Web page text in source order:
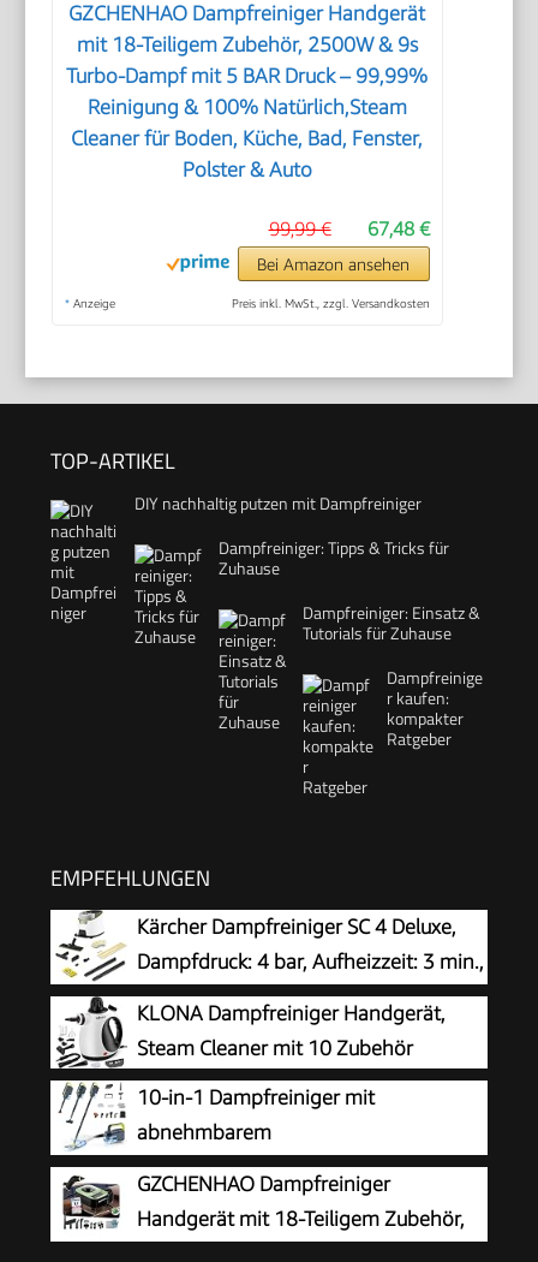
GZCHENHAO Dampfreiniger Handgerät
mit 18-Teiligem Zubehör, 2500W & 9s
Turbo-Dampf mit 5 BAR Druck – 99,99%
Reinigung & 100% Natürlich,Steam
Cleaner für Boden, Küche, Bad, Fenster,
Polster & Auto
67,48 €
99,99 €
Bei Amazon ansehen
* Anzeige Preis inkl. MwSt., zzgl. Versandkosten
TOP-ARTIKEL
DIY nachhaltig putzen mit Dampfreiniger
Dampfreiniger: Tipps & Tricks für
Zuhause
Dampfreiniger: Einsatz &
Tutorials für Zuhause
Dampfreinige
r kaufen:
kompakter
Ratgeber
EMPFEHLUNGEN
Kärcher Dampfreiniger SC 4 Deluxe,
Dampfdruck: 4 bar, Aufheizzeit: 3 min.,
Fläche: ca. 130 m², Tank: 0,5 l + 1,3 l,
inkl. Bodenreinigungsset EasyFix, Düsen,
Mikrofaser-Überzug und Bürsten, Weiß
KLONA Dampfreiniger Handgerät,
Steam Cleaner mit 10 Zubehör
10-in-1 Dampfreiniger mit
abnehmbarem
Handgerät,Handdampfreiniger
Zubehör
GZCHENHAO Dampfreiniger
Handgerät mit 18-Teiligem Zubehör,